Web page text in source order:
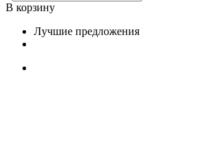
В корзину
Лучшие предложения